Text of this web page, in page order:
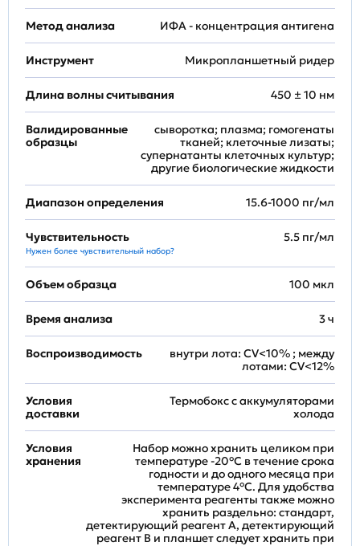
Метод анализа ИФА - концентрация антигена
Инструмент Микропланшетный ридер
Длина волны считывания 450 ± 10 нм
Валидированные
образцы
сыворотка; плазма; гомогенаты
тканей; клеточные лизаты;
супернатанты клеточных культур;
другие биологические жидкости
Диапазон определения 15.6-1000 пг/мл
Чувствительность
Нужен более чувствительный набор?
5.5 пг/мл
Объем образца 100 мкл
Время анализа 3 ч
Воспроизводимость
внутри лота: CV<10% ; между
лотами: CV<12%
Условия
доставки
Термобокс с аккумуляторами
холода
Условия
хранения
Набор можно хранить целиком при
температуре -20°C в течение срока
годности и до одного месяца при
температуре 4°C. Для удобства
эксперимента реагенты также можно
хранить раздельно: стандарт,
детектирующий реагент A, детектирующий
реагент B и планшет следует хранить при